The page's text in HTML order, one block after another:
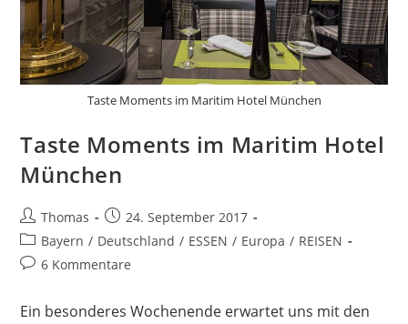
Taste Moments im Maritim Hotel München
Taste Moments im Maritim Hotel
München
Beitrags-
Autor:
Thomas
Beitrag
veröffentlicht:
24. September 2017
Beitrags-
Kategorie:
Bayern / Deutschland / ESSEN / Europa / REISEN
Beitrags-
6 Kommentare
Ein besonderes Wochenende erwartet uns mit den